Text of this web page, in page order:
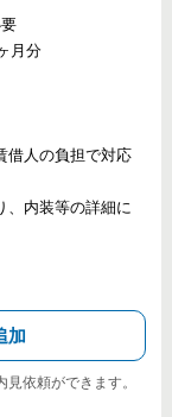
月分
借人の負担で対応
、内装等の詳細に
加
依頼ができます。